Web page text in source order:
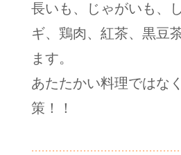
長いも、じゃがいも、
ギ、鶏肉、紅茶、黒豆
ます。
あたたかい料理ではな
策！！